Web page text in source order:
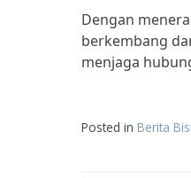
Dengan
berkembang
menjaga
Posted in Berita